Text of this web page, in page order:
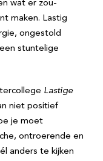
wat er zou-
maken. Lastig
ongestold
stuntelige
Lastige
niet positief
je moet
ontroerende en
anders te kijken